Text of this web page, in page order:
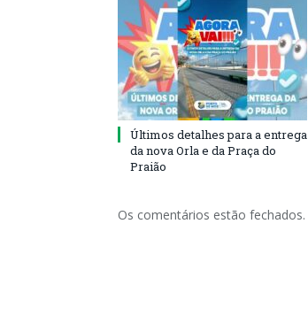
Últimos detalhes para a entrega
da nova Orla e da Praça do
Praião
Os comentários estão fechados.